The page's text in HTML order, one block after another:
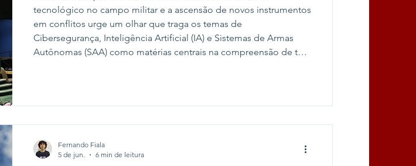
tecnológico no campo militar e a ascensão de novos instrumentos
em conflitos urge um olhar que traga os temas de
Cibersegurança, Inteligência Artificial (IA) e Sistemas de Armas
Autônomas (SAA) como matérias centrais na compreensão de tais
Com
Fernando Fiala
5 de jun.
6 min de leitura